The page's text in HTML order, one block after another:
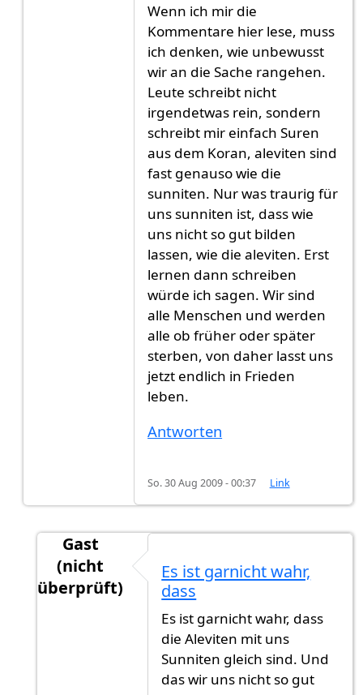
Wenn ich mir die
Kommentare hier lese, muss
ich denken, wie unbewusst
wir an die Sache rangehen.
Leute schreibt nicht
irgendetwas rein, sondern
schreibt mir einfach Suren
aus dem Koran, aleviten sind
fast genauso wie die
sunniten. Nur was traurig für
uns sunniten ist, dass wie
uns nicht so gut bilden
lassen, wie die aleviten. Erst
lernen dann schreiben
würde ich sagen. Wir sind
alle Menschen und werden
alle ob früher oder später
sterben, von daher lasst uns
jetzt endlich in Frieden
leben.
Antworten
So. 30 Aug 2009 - 00:37 Link
Gast
(nicht
überprüft)
Wenn ich mir die Kommentare
Es ist garnicht wahr,
dass
Es ist garnicht wahr, dass
die Aleviten mit uns
Sunniten gleich sind. Und
das wir uns nicht so gut